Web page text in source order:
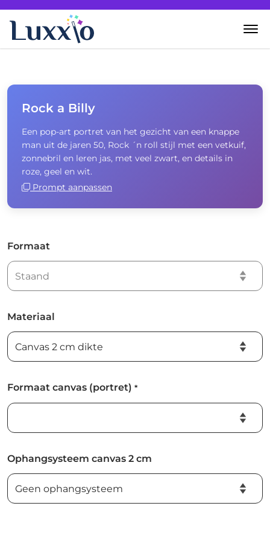
Wanddecoratie
Zelf creëren
Over Luxxio
Contact
Rock a Billy
Een pop-art portret van het gezicht van een knappe
man uit de jaren 50, Rock ´n roll stijl met een vetkuif,
zonnebril en leren jas, met veel zwart, en details in
roze, geel en wit.
Prompt aanpassen
Formaat
Materiaal
Formaat canvas (portret) *
Ophangsysteem canvas 2 cm